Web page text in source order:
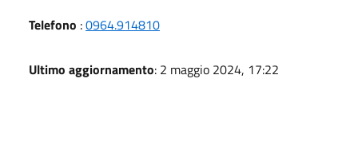
Telefono :0964.914810
Ultimo aggiornamento: 2 maggio 2024, 17:22